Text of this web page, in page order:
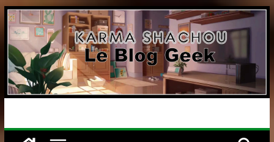
Passer
au
contenu